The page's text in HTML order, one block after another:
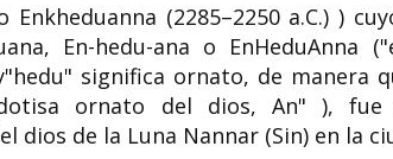
Enkheduanna (2285–2250 a.C.) )
En-hedu-ana o
significa ornato, de manera
ornato del dios, An" ),
dios de la Luna Nannar (Sin) en la